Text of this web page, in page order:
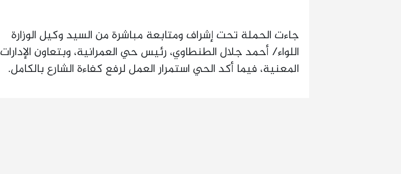
جاءت الحملة تحت إشراف ومتابعة مباشرة من السيد وكيل الوزارة
اللواء/ أحمد جلال الطنطاوي، رئيس حي العمرانية، وبتعاون الإدارات
المعنية، فيما أكد الحي استمرار العمل لرفع كفاءة الشارع بالكامل.